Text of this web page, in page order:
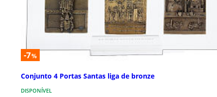
-7%
Conjunto 4 Portas Santas liga de bronze
DISPONÍVEL